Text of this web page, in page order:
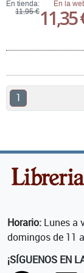
En tienda:
11,95 €
En la
11,35
1
Horario: Lunes a
domingos de 11
¡SÍGUENOS EN